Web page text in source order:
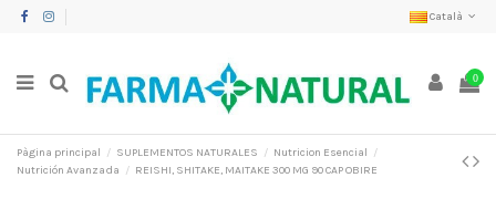
Català
0
Pàgina principal SUPLEMENTOS NATURALES
Nutricion Esencial
Nutrición Avanzada
REISHI, SHITAKE, MAITAKE 300 MG 90 CAP OBIRE